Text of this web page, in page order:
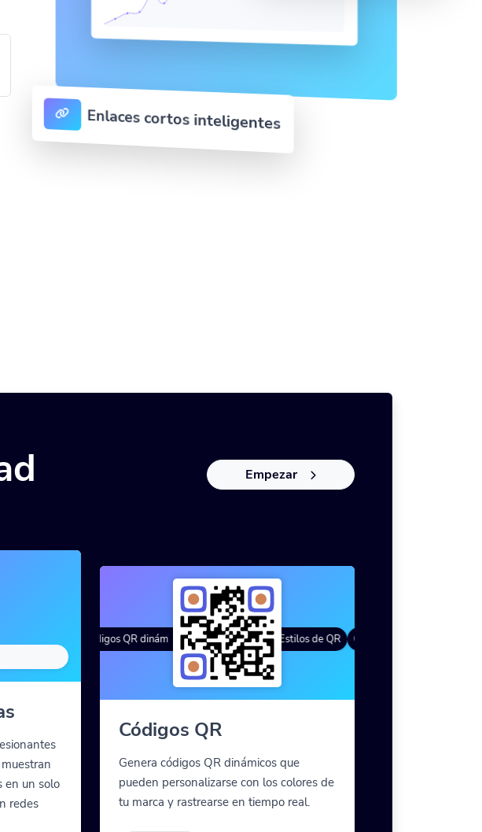
Enlaces cortos inteligentes
Empezar
Pruebas A/B Etiquetas meta personalizadas
en un solo
redes
Códigos QR dinámicos Marcos personalizados
Degradado de color Estilos de QR Códigos QR dinámicos
Códigos QR
Genera códigos QR dinámicos que
pueden personalizarse con los colores de
tu marca y rastrearse en tiempo real.